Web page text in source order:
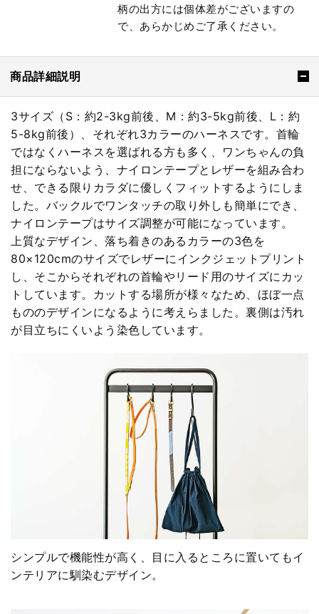
柄の出方には個体差がございますの
で、あらかじめご了承ください。
商品詳細説明
3サイズ（S：約2-3kg前後、M：約3-5kg前後、L：約
5-8kg前後）、それぞれ3カラーのハーネスです。首輪
ではなくハーネスを選ばれる方も多く、ワンちゃんの負
担にならないよう、ナイロンテープとレザーを組み合わ
せ、できる限りカラダに優しくフィットするようにしま
した。バックルでワンタッチの取り外しも簡単にでき、
ナイロンテープはサイズ調整が可能になっています。
上質なデザイン、落ち着きのあるカラーの3色を
80×120cmのサイズでレザーにインクジェットプリント
し、そこからそれぞれの首輪やリード用のサイズにカッ
トしています。カットする場所が様々なため、ほぼ一点
もののデザインになるように考えらました。裏側は汚れ
が目立ちにくいよう染色しています。
シンプルで機能性が高く、目に入るところに置いてもイ
ンテリアに馴染むデザイン。